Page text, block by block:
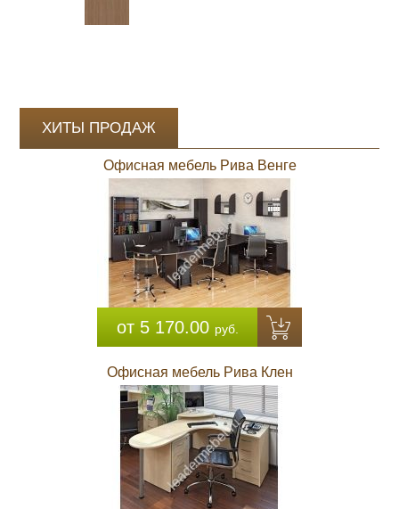
ХИТЫ ПРОДАЖ
Офисная мебель Рива Венге
от 5 170.00 руб.
Офисная мебель Рива Клен